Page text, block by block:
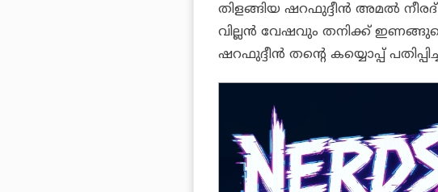
തിളങ്ങിയ ഷറഫുദ്ദീന്‍ അമല്‍
വില്ലന്‍ വേഷവും തനിക്ക്
ഷറഫുദ്ദീന്‍ തന്റെ കയ്യൊപ്പ്